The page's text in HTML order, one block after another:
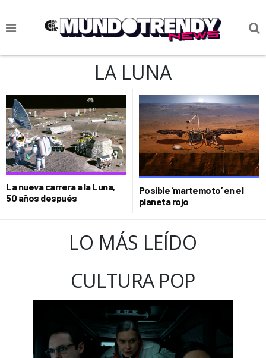
NOTICIAS
CIENCIA Y TECNOLOGÍA
VIDA
SOCIEDAD
CULTURIZANDO.COM
LA LUNA
La nueva carrera a la Luna,
50 años después
Posible ‘martemoto’ en el
planeta rojo
LO MÁS LEÍDO
CULTURA POP